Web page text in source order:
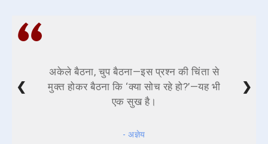
अकेले बैठना, चुप बैठना—इस प्रश्न की चिंता से
मुक्त होकर बैठना कि ‘क्या सोच रहे हो?’—यह भी
एक सुख है।
- अज्ञेय
❮ ❯